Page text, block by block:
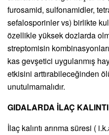
furosamid, sulfonamidler,
sefalosporinler vs) birlikte
özellikle yüksek dozlarda
streptomisin
kas gevşetici uygulanmış
etkisini arttırabileceğinden
unutulmamalıdır.
GIDALARDA İLAÇ
İlaç kalıntı arınma süresi (